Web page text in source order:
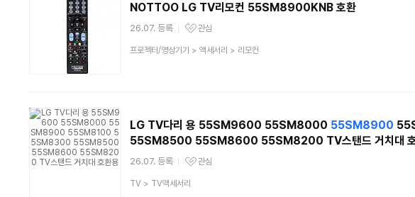
NOTTOO LG TV리모컨 55SM8900KNB 호환
26.07. 등록
관심상품
관심
상
프로젝터/영상기기 > 액세서리 > 리모컨
LG TV다리 용 55SM9600 55SM8000 55SM8900
55SM8500 55SM8600 55SM8200 TV스탠드 거치대
26.07. 등록
관심상품
관심
상
TV> TV액세서리